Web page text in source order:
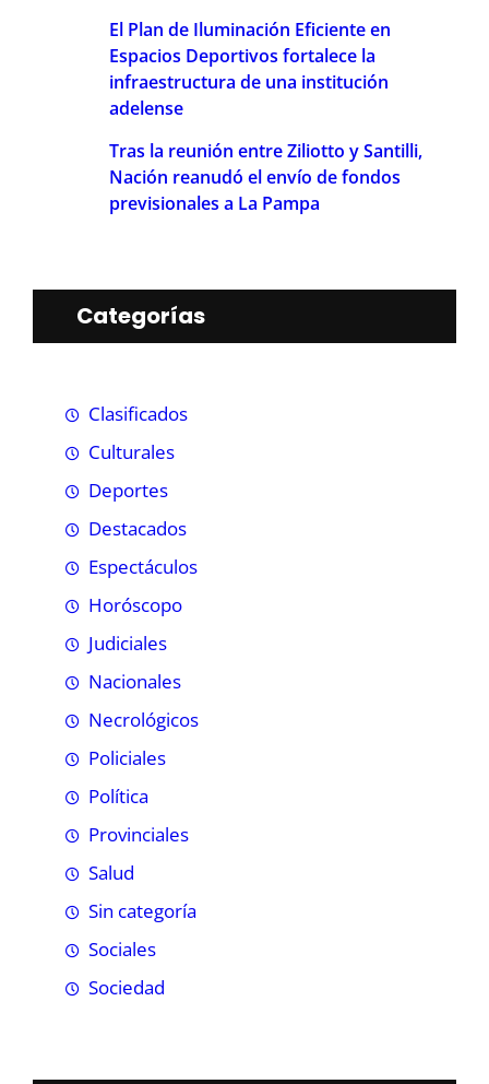
El Plan de Iluminación Eficiente en
Espacios Deportivos fortalece la
infraestructura de una institución
adelense
Tras la reunión entre Ziliotto y Santilli,
Nación reanudó el envío de fondos
previsionales a La Pampa
Categorías
Clasificados
Culturales
Deportes
Destacados
Espectáculos
Horóscopo
Judiciales
Nacionales
Necrológicos
Policiales
Política
Provinciales
Salud
Sin categoría
Sociales
Sociedad